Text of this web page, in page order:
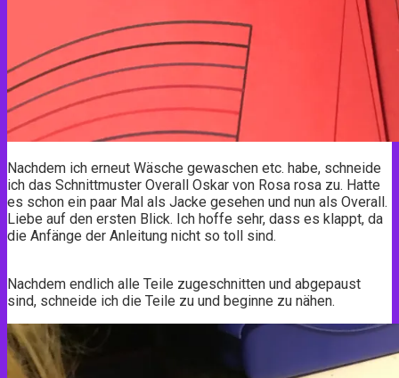
Nachdem ich erneut Wäsche gewaschen etc. habe, schneide
ich das Schnittmuster Overall Oskar von Rosa rosa zu. Hatte
es schon ein paar Mal als Jacke gesehen und nun als Overall.
Liebe auf den ersten Blick. Ich hoffe sehr, dass es klappt, da
die Anfänge der Anleitung nicht so toll sind.
Nachdem endlich alle Teile zugeschnitten und abgepaust
sind, schneide ich die Teile zu und beginne zu nähen.